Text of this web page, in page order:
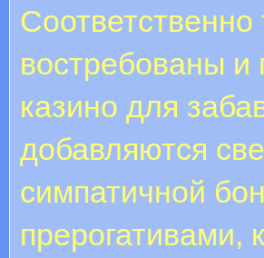
востребованы и
казино для
добавляются
симпатичной
прерогативами,